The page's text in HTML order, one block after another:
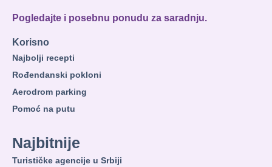
Pogledajte i posebnu ponudu za saradnju.
Korisno
Najbolji recepti
Rođendanski pokloni
Aerodrom parking
Pomoć na putu
Najbitnije
Turističke agencije u Srbiji